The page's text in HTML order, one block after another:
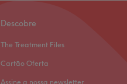
Descobre
The Treatment Files
Cartão Oferta
Assine a nossa newsletter